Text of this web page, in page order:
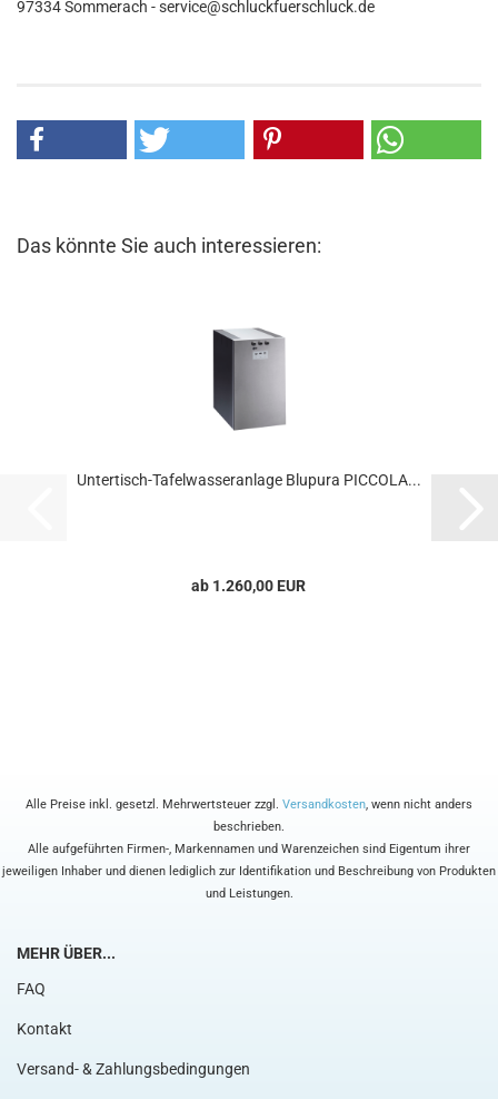
97334 Sommerach - service@schluckfuerschluck.de
Das könnte Sie auch interessieren:
Untertisch-Tafelwasseranlage Blupura PICCOLA...
ab 1.260,00 EUR
Alle Preise inkl. gesetzl. Mehrwertsteuer zzgl. Versandkosten, wenn nicht anders
beschrieben.
Alle aufgeführten Firmen-, Markennamen und Warenzeichen sind Eigentum ihrer
jeweiligen Inhaber und dienen lediglich zur Identifikation und Beschreibung von Produkten
und Leistungen.
MEHR ÜBER...
FAQ
Kontakt
Versand- & Zahlungsbedingungen